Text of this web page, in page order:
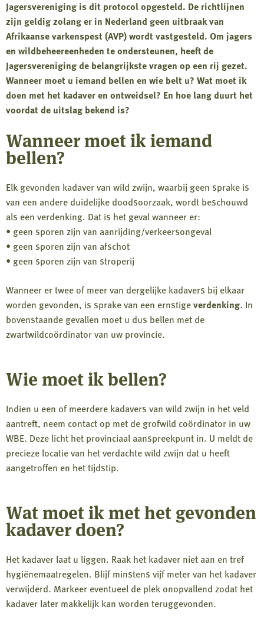
Jagersvereniging is dit protocol opgesteld. De richtlijnen
zijn geldig zolang er in Nederland geen uitbraak van
Afrikaanse varkenspest (AVP) wordt vastgesteld. Om jagers
en wildbeheereenheden te ondersteunen, heeft de
Jagersvereniging de belangrijkste vragen op een rij gezet.
Wanneer moet u iemand bellen en wie belt u? Wat moet ik
doen met het kadaver en ontweidsel? En hoe lang duurt het
voordat de uitslag bekend is?
Wanneer moet ik iemand
bellen?
Elk gevonden kadaver van wild zwijn, waarbij geen sprake is
van een andere duidelijke doodsoorzaak, wordt beschouwd
als een verdenking. Dat is het geval wanneer er:
• geen sporen zijn van aanrijding/verkeersongeval
• geen sporen zijn van afschot
• geen sporen zijn van stroperij
Wanneer er twee of meer van dergelijke kadavers bij elkaar
worden gevonden, is sprake van een ernstigeverdenking. In
bovenstaande gevallen moet u dus bellen met de
zwartwildcoördinator van uw provincie.
Wie moet ik bellen?
Indien u een of meerdere kadavers van wild zwijn in het veld
aantreft, neem contact op met de grofwild coördinator in uw
WBE. Deze licht het provinciaal aanspreekpunt in. U meldt de
precieze locatie van het verdachte wild zwijn dat u heeft
aangetroffen en het tijdstip.
Wat moet ik met het gevonden
kadaver doen?
Het kadaver laat u liggen. Raak het kadaver niet aan en tref
hygiënemaatregelen. Blijf minstens vijf meter van het kadaver
verwijderd. Markeer eventueel de plek onopvallend zodat het
kadaver later makkelijk kan worden teruggevonden.